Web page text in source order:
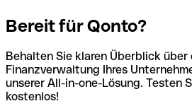
Bereit für Qonto?
Behalten Sie klaren Überblick über
Finanzverwaltung Ihres
unserer All-in-one-Lösung. Testen
kostenlos!